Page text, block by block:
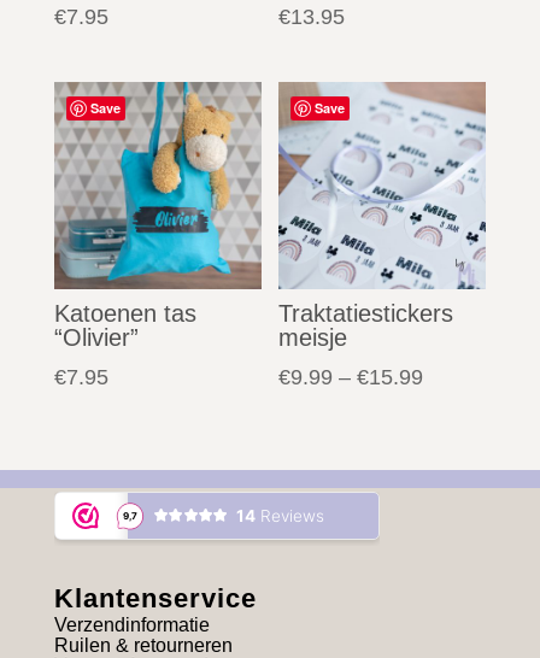
€7.95 €13.95
Save
Katoenen tas
“Olivier”
€7.95
Save
Traktatiestickers
meisje
€9.99 –€15.99
Klantenservice
Verzendinformatie
Ruilen & retourneren